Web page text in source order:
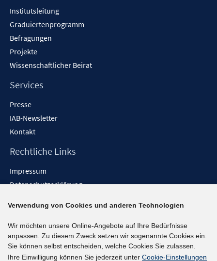
Institutsleitung
Graduiertenprogramm
Befragungen
Projekte
Wissenschaftlicher Beirat
Services
Presse
IAB-Newsletter
Kontakt
Rechtliche Links
Impressum
Datenschutzerklärung
Barrieren melden
Social-Media-Kanäle
BlueSky
Verwendung von Cookies und anderen Technologien
Wir möchten unsere Online-Angebote auf Ihre Bedürfnisse
anpassen. Zu diesem Zweck setzen wir sogenannte Cookies ein.
Sie können selbst entscheiden, welche Cookies Sie zulassen.
Ihre Einwilligung können Sie jederzeit unter Cookie-Einstellungen